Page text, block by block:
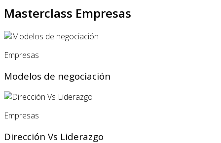
Masterclass Empresas
Empresas
Modelos de negociación
Empresas
Dirección Vs Liderazgo